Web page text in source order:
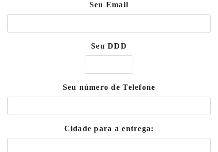
Seu Email
Seu DDD
Seu número de Telefone
Cidade para a entrega: